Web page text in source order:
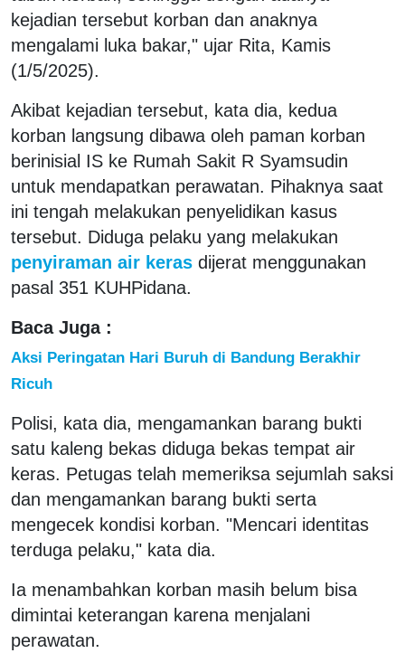
kejadian tersebut korban dan anaknya
mengalami luka bakar," ujar Rita, Kamis
(1/5/2025).
Akibat kejadian tersebut, kata dia, kedua
korban langsung dibawa oleh paman korban
berinisial IS ke Rumah Sakit R Syamsudin
untuk mendapatkan perawatan. Pihaknya saat
ini tengah melakukan penyelidikan kasus
tersebut. Diduga pelaku yang melakukan
penyiraman air keras dijerat menggunakan
pasal 351 KUHPidana.
Baca Juga :
Aksi Peringatan Hari Buruh di Bandung Berakhir
Ricuh
Polisi, kata dia, mengamankan barang bukti
satu kaleng bekas diduga bekas tempat air
keras. Petugas telah memeriksa sejumlah saksi
dan mengamankan barang bukti serta
mengecek kondisi korban. "Mencari identitas
terduga pelaku," kata dia.
Ia menambahkan korban masih belum bisa
dimintai keterangan karena menjalani
perawatan.